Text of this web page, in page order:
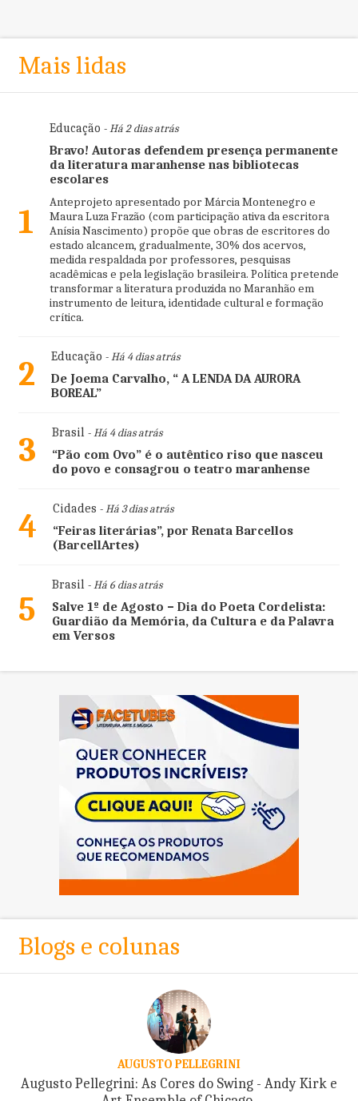
Mais lidas
1
Educação - Há 2 dias atrás
Bravo! Autoras defendem presença permanente
da literatura maranhense nas bibliotecas
escolares
Anteprojeto apresentado por Márcia Montenegro e
Maura Luza Frazão (com participação ativa da escritora
Anísia Nascimento) propõe que obras de escritores do
estado alcancem, gradualmente, 30% dos acervos,
medida respaldada por professores, pesquisas
acadêmicas e pela legislação brasileira. Política pretende
transformar a literatura produzida no Maranhão em
instrumento de leitura, identidade cultural e formação
crítica.
2 Educação - Há 4 dias atrás
De Joema Carvalho, “ A LENDA DA AURORA
BOREAL”
3 Brasil- Há 4 dias atrás
“Pão com Ovo” é o autêntico riso que nasceu
do povo e consagrou o teatro maranhense
4 Cidades - Há 3 dias atrás
“Feiras literárias”, por Renata Barcellos
(BarcellArtes)
5
Brasil- Há 6 dias atrás
Salve 1º de Agosto – Dia do Poeta Cordelista:
Guardião da Memória, da Cultura e da Palavra
em Versos
Blogs e colunas
AUGUSTO PELLEGRINI
Augusto Pellegrini: As Cores do Swing - Andy Kirk e